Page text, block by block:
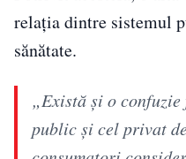
relația dintre sistemul
sănătate.
„Există și o
public și cel privat